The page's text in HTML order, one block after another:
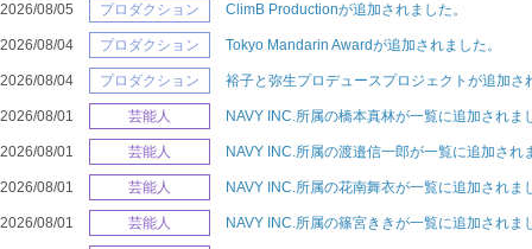
2026/08/05 プロダクション ClimB Productionが追加されました。
2026/08/04 プロダクション Tokyo Mandarin Awardが追加されました。
2026/08/04 プロダクション 裕子と弥生プロデュースプロジェクトが追加さ
2026/08/01 芸能人 NAVY INC.所属の橋本真林が一覧に追加されま
2026/08/01 芸能人 NAVY INC.所属の渡邉信一郎が一覧に追加され
2026/08/01 芸能人 NAVY INC.所属の花南舞衣が一覧に追加されま
2026/08/01 芸能人 NAVY INC.所属の篠宮ききが一覧に追加されま